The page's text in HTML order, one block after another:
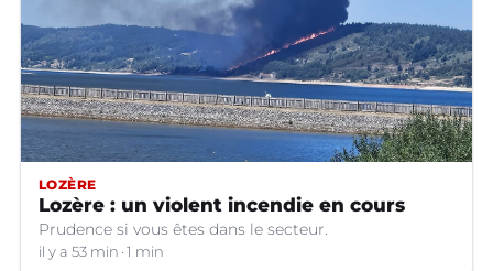
LOZÈRE
Lozère : un violent incendie en cours
Prudence si vous êtes dans le secteur.
il y a 53 min 1 min